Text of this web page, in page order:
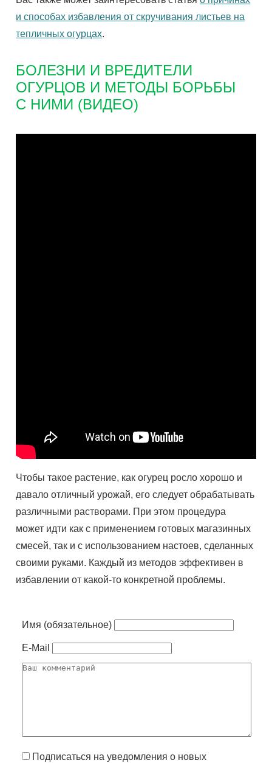
и способах избавления от скручивания листьев на
тепличных огурцах.
БОЛЕЗНИ И ВРЕДИТЕЛИ
ОГУРЦОВ И МЕТОДЫ БОРЬБЫ
С НИМИ (ВИДЕО)
Чтобы такое растение, как огурец росло хорошо и
давало отличный урожай, его следует обрабатывать
различными растворами. При этом процедура
может идти как с применением готовых магазинных
смесей, так и с использованием настоев, сделанных
своими руками. Каждый из методов эффективен в
избавлении от какой-то конкретной проблемы.
Имя (обязательное)
E-Mail
Подписаться на уведомления о новых